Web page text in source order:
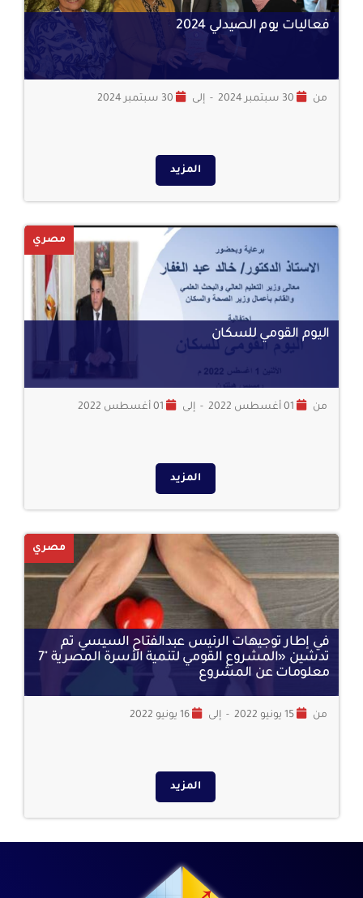
فعاليات يوم الصيدلي 2024
من - إلى
المزيد
مصري
اليوم القومي للسكان
من - إلى
المزيد
مصري
في إطار توجيهات الرئيس عبدالفتاح السيسي تم
تدشين «المشروع القومي لتنمية الأسرة المصرية "7
معلومات عن المشروع
من - إلى
المزيد